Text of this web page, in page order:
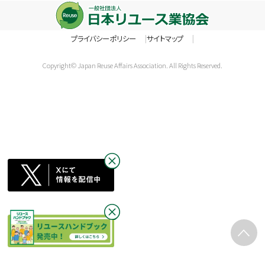
プライバシーポリシー サイトマップ
Copyright© Japan Reuse Affairs Association. All Rights Reserved.